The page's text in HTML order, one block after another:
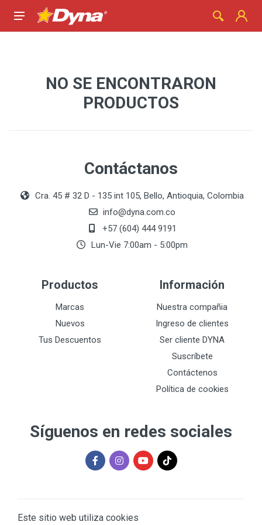
NO SE ENCONTRARON
PRODUCTOS
Contáctanos
Cra. 45 # 32 D - 135 int 105, Bello, Antioquia, Colombia
info@dyna.com.co
+57 (604) 444 9191
Lun-Vie 7:00am - 5:00pm
Productos
Marcas
Nuevos
Tus Descuentos
Información
Nuestra compañia
Ingreso de clientes
Ser cliente DYNA
Suscríbete
Contáctenos
Política de cookies
Síguenos en redes sociales
Este sitio web utiliza cookies